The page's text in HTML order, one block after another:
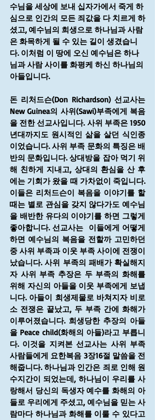
수님을 세상에 보내 십자가에서 죽게 하
심으로 인간의 모든 죄값을 다 치르게 하
셨고, 예수님의 희생으로 하나님과 사람
은 화목하게 될 수 있는 길이 생겼습니
다. 이처럼 이 땅에 오신 예수님은 하나
님과 사람 사이를 화평케 하신 하나님의
아들입니다.
돈 리처드슨(Don Richardson) 선교사는
New Guinea의 사위(Sawi)부족에게 복음
을 전한 선교사입니다. 사위 부족은 1950
년대까지도 원시적인 삶을 살던 식인종
이었습니다. 사위 부족 문화의 특징은 배
반의 문화입니다. 상대방을 잡아 먹기 위
해 친하게 지내고, 상대의 환심을 산 후
에는 기회가 왔을 때 가차없이 죽입니다.
이들은 리처드슨이 복음을 이야기를 할
때는 별로 관심을 갖지 않다가도 예수님
을 배반한 유다의 이야기를 하면 그렇게
좋아합니다. 선교사는  이들에게 어떻게
하면 예수님의 복음을 전할까 고민하던
중 사위 부족과 이웃 부족 사이에 전쟁이
났습니다. 사위 부족의 패배가 확실해지
자 사위 부족 추장은 두 부족의 화해를
위해 자신의 아들을 이웃 부족에게 보냅
니다. 아들이 희생제물로 바쳐지자 비로
소 전쟁은 끝났고, 두 부족 간에 화해가
이루어졌습니다. 희생당한 추장의 아들
을 Peace child(화해의 아들)라고 부릅니
다. 이것을 지켜본 선교사는 사위 부족
사람들에게 요한복음 3장16절 말씀을 전
해줍니다. 하나님과 인간은 죄로 인해 원
수지간이 되었는데, 하나님이 우리를 사
랑해서 당신의 독생자 예수를 화해의 아
들로 우리에게 주셨고, 예수님을 믿는 사
람마다 하나님과 화해를 이룰 수 있다고